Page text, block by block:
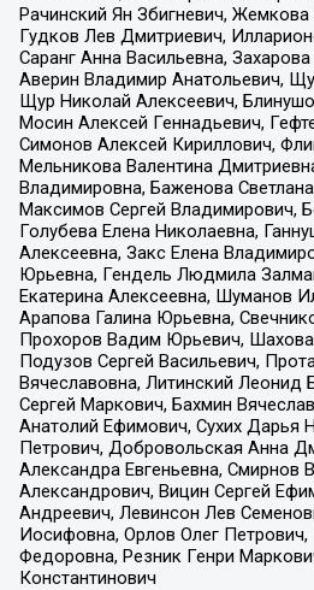
Рачинский Ян Збигневич, Жемкова
Гудков Лев Дмитриевич,
Саранг Анна Васильевна,
Аверин Владимир Анатольевич,
Щур Николай Алексеевич,
Мосин Алексей Геннадьевич,
Симонов Алексей Кириллович,
Мельникова Валентина
Владимировна, Баженова
Максимов Сергей Владимирович,
Голубева Елена Николаевна,
Алексеевна, Закс Елена
Юрьевна, Гендель Людмила
Екатерина Алексеевна, Шуманов
Арапова Галина Юрьевна,
Прохоров Вадим Юрьевич,
Подузов Сергей Васильевич,
Вячеславовна, Литинский Леонид
Сергей Маркович, Бахмин
Анатолий Ефимович, Сухих Дарья
Петрович, Добровольская Анна
Александра Евгеньевна, Смирнов
Александрович, Вицин Сергей
Андреевич, Левинсон Лев
Иосифовна, Орлов Олег
Федоровна, Резник Генри
Константинович